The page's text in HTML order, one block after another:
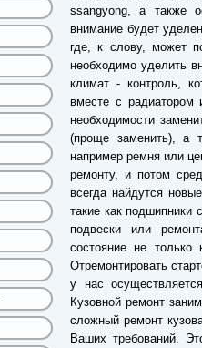
ssangyong, а также
внимание будет
где, к слову, может
необходимо уделить
климат - контроль,
вместе с радиатором
необходимости
(проще заменить), а
например ремня или
ремонту, и потом
всегда найдутся
такие как
подвески или
состояние не
Отремонтировать
у нас
Кузовной ремонт
сложный ремонт
Ваших требований.